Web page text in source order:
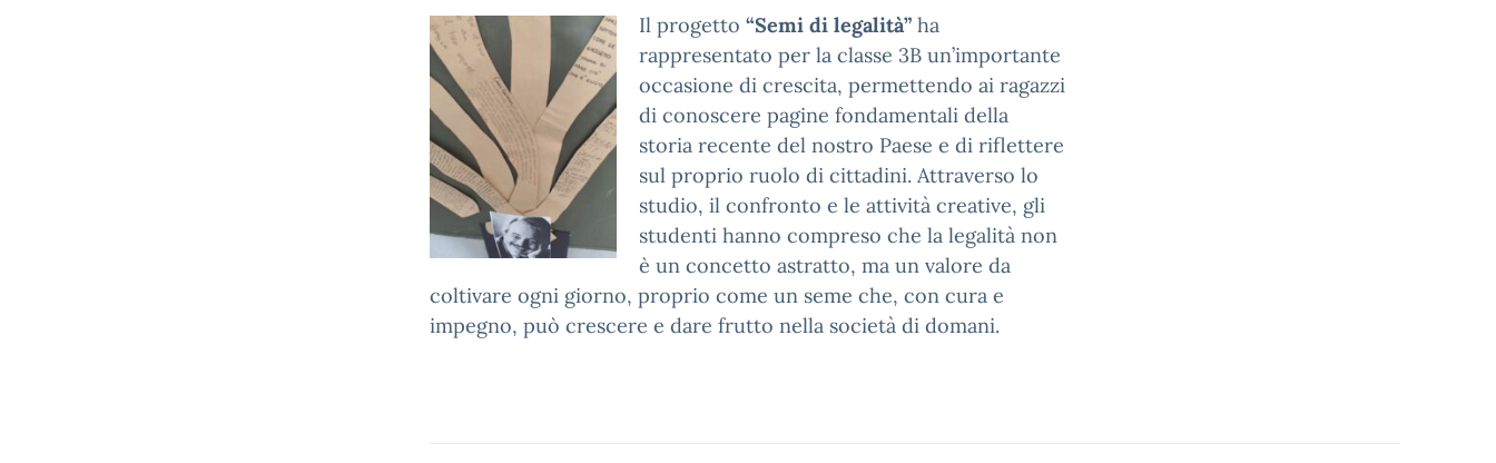
Il progetto “Semi di legalità” ha
rappresentato per la classe 3B un’importante
occasione di crescita, permettendo ai ragazzi
di conoscere pagine fondamentali della
storia recente del nostro Paese e di riflettere
sul proprio ruolo di cittadini. Attraverso lo
studio, il confronto e le attività creative, gli
studenti hanno compreso che la legalità non
è un concetto astratto, ma un valore da
coltivare ogni giorno, proprio come un seme che, con cura e
impegno, può crescere e dare frutto nella società di domani.